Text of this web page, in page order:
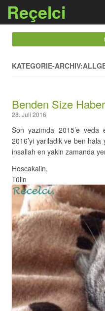
Reçelci
KATEGORIE-
Benden Size
28. Juli 2016
Son yazimda 2015’e
2016’yi yariladik ve ben
insallah en yakin zamanda
Hoscakalin,
Tülin